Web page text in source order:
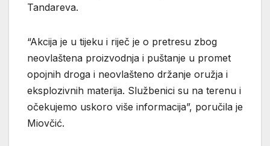
Tandareva.
“Akcija je u tijeku i riječ je o pretresu zbog
neovlaštena proizvodnja i puštanje u promet
opojnih droga i neovlašteno držanje oružja i
eksplozivnih materija. Službenici su na terenu i
očekujemo uskoro više informacija”, poručila je
Miovčić.